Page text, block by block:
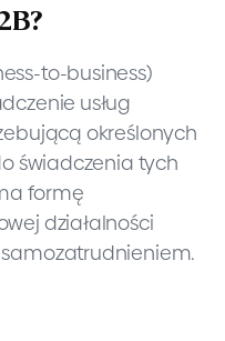
to-business)
usług
określonych
świadczenia tych
formę
działalności